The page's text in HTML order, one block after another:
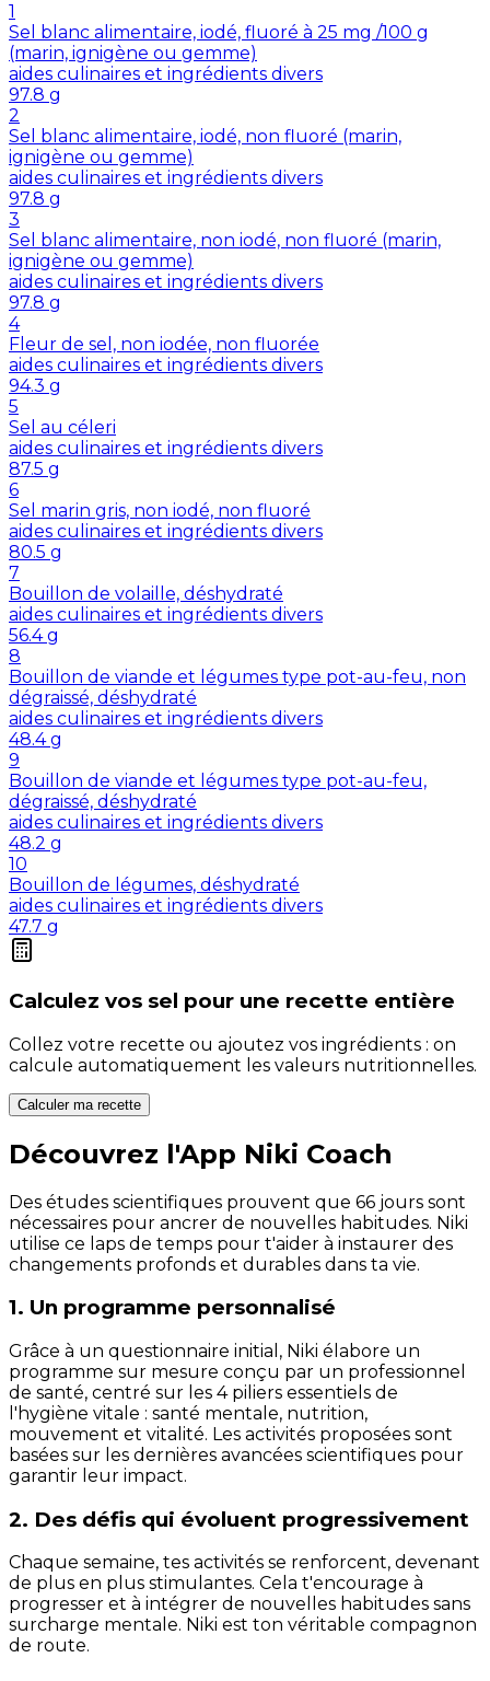
1
Sel blanc alimentaire, iodé, fluoré à 25 mg /100 g
(marin, ignigène ou gemme)
aides culinaires et ingrédients divers
97.8 g
2
Sel blanc alimentaire, iodé, non fluoré (marin,
ignigène ou gemme)
aides culinaires et ingrédients divers
97.8 g
3
Sel blanc alimentaire, non iodé, non fluoré (marin,
ignigène ou gemme)
aides culinaires et ingrédients divers
97.8 g
4
Fleur de sel, non iodée, non fluorée
aides culinaires et ingrédients divers
94.3 g
5
Sel au céleri
aides culinaires et ingrédients divers
87.5 g
6
Sel marin gris, non iodé, non fluoré
aides culinaires et ingrédients divers
80.5 g
7
Bouillon de volaille, déshydraté
aides culinaires et ingrédients divers
56.4 g
8
Bouillon de viande et légumes type pot-au-feu, non
dégraissé, déshydraté
aides culinaires et ingrédients divers
48.4 g
9
Bouillon de viande et légumes type pot-au-feu,
dégraissé, déshydraté
aides culinaires et ingrédients divers
48.2 g
10
Bouillon de légumes, déshydraté
aides culinaires et ingrédients divers
47.7 g
Calculez vos sel pour une recette entière
Collez votre recette ou ajoutez vos ingrédients : on
calcule automatiquement les valeurs nutritionnelles.
Calculer ma recette
Découvrez l'App Niki Coach
Des études scientifiques prouvent que 66 jours sont
nécessaires pour ancrer de nouvelles habitudes. Niki
utilise ce laps de temps pour t'aider à instaurer des
changements profonds et durables dans ta vie.
1. Un programme personnalisé
Grâce à un questionnaire initial, Niki élabore un
programme sur mesure conçu par un professionnel
de santé, centré sur les 4 piliers essentiels de
l'hygiène vitale : santé mentale, nutrition,
mouvement et vitalité. Les activités proposées sont
basées sur les dernières avancées scientifiques pour
garantir leur impact.
2. Des défis qui évoluent progressivement
Chaque semaine, tes activités se renforcent, devenant
de plus en plus stimulantes. Cela t'encourage à
progresser et à intégrer de nouvelles habitudes sans
surcharge mentale. Niki est ton véritable compagnon
de route.